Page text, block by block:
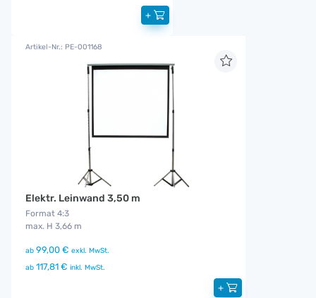
+
Artikel-Nr.: PE-001168
Elektr. Leinwand 3,50 m
Format 4:3
max. H 3,66 m
ab 99,00 € exkl. MwSt.
ab 117,81 € inkl. MwSt.
+